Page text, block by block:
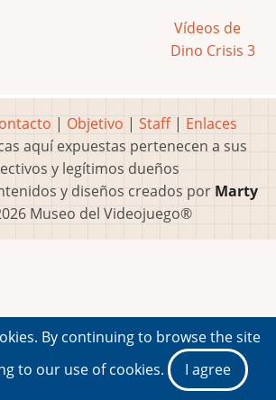
Vídeos de
Dino Crisis 3
| Objetivo | Staff| Enlaces
aquí expuestas pertenecen a sus
y legítimos dueños
y diseños creados por Marty
Museo del Videojuego®
By continuing to browse the site
to our use of cookies.
I agree